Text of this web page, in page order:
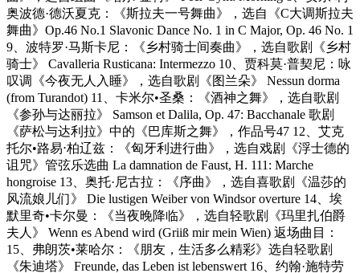
奥波德·德沃夏克：《斯拉夫一号舞曲》，选自《C大调斯拉夫
舞曲》Op.46 No.1 Slavonic Dance No. 1 in C Major, Op. 46 No. 1
9、波特罗·马斯卡尼：《乡村骑士间奏曲》，选自歌剧《乡村
骑士》 Cavalleria Rusticana: Intermezzo 10、贾科莫·普契尼：咏
叹调《今夜无人入睡》，选自歌剧《图兰朵》 Nessun dorma
(from Turandot) 11、卡米尔•圣桑：《酒神之舞》，选自歌剧
《参孙与达丽拉》 Samson et Dalila, Op. 47: Bacchanale 歌剧
《萨松与达利拉》中的《巴库斯之舞》，作品号47 12、艾克
托尔•路易⋅柏辽兹：《匈牙利进行曲》，选自戏剧《浮士德的
诅咒》管弦乐选曲 La damnation de Faust, H. 111: Marche
hongroise 13、奥托·尼古拉：《序曲》，选自喜歌剧《温莎的
风流娘儿们》 Die lustigen Weiber von Windsor overture 14、埃
默里奇•卡尔曼：《当夜晚降临》，选自轻歌剧《玛里扎伯爵
夫人》 Wenn es Abend wird (Griiß mir mein Wien) 返场曲目：
15、弗朗茨•莱哈尔：《朋友，生活多么精彩》选自轻歌剧
《朱迪塔》 Freunde, das Leben ist lebenswert 16、约翰·施特劳